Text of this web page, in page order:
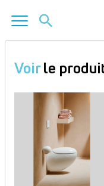
contenu
principal
Voirle